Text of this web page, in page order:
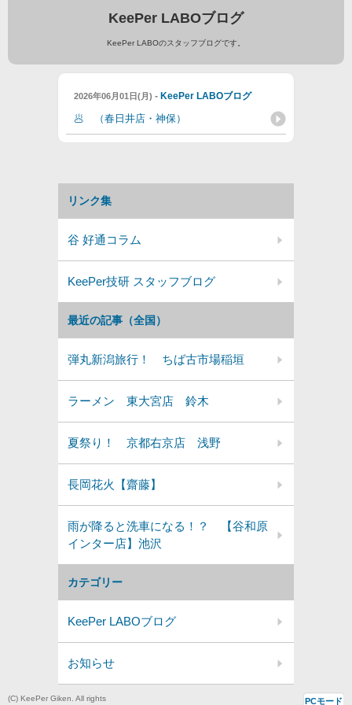
KeePer LABOブログ
KeePer LABOのスタッフブログです。
2026年06月01日(月) - KeePer LABOブログ
🥟 （春日井店・神保）
カテゴリー
KeePer LABOブログ
お知らせ
最近の記事（全国）
弾丸新潟旅行！ ちば古市場稲垣
ラーメン 東大宮店 鈴木
夏祭り！ 京都右京店 浅野
長岡花火【齋藤】
雨が降ると洗車になる！？ 【谷和原
インター店】池沢
リンク集
谷 好通コラム
KeePer技研 スタッフブログ
(C) KeePer Giken. All rights PCモード